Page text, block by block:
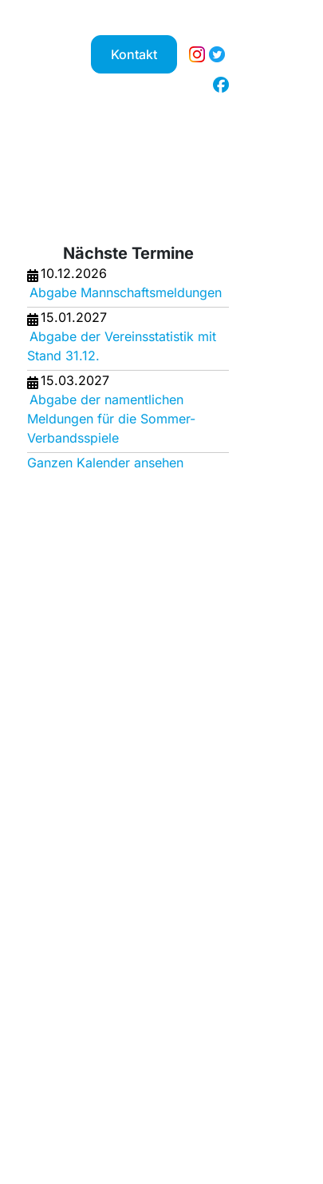
Kontakt
Nächste Termine
10.12.2026
Abgabe Mannschaftsmeldungen
15.01.2027
Abgabe der Vereinsstatistik mit
Stand 31.12.
15.03.2027
Abgabe der namentlichen
Meldungen für die Sommer-
Verbandsspiele
Ganzen Kalender ansehen